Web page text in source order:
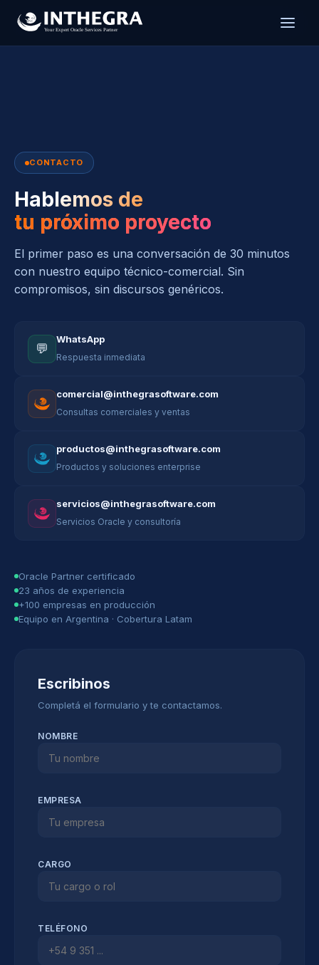
CONTACTO
Hablemos de
tu próximo proyecto
El primer paso es una conversación de 30 minutos
con nuestro equipo técnico-comercial. Sin
compromisos, sin discursos genéricos.
💬
WhatsApp
Respuesta inmediata
comercial@inthegrasoftware.com
Consultas comerciales y ventas
productos@inthegrasoftware.com
Productos y soluciones enterprise
servicios@inthegrasoftware.com
Servicios Oracle y consultoría
Oracle Partner certificado
23 años de experiencia
+100 empresas en producción
Equipo en Argentina · Cobertura Latam
Escribinos
Completá el formulario y te contactamos.
NOMBRE
EMPRESA
CARGO
TELÉFONO